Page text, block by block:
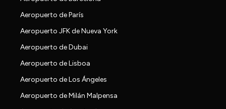
Aeropuerto de París
Aeropuerto JFK de Nueva York
Aeropuerto de Dubai
Aeropuerto de Lisboa
Aeropuerto de Los Ángeles
Aeropuerto de Milán Malpensa